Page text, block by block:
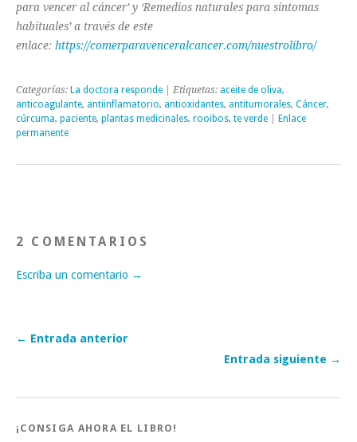
para vencer al cáncer’ y ‘Remedios naturales para síntomas
habituales’ a través de este
enlace: https://comerparavenceralcancer.com/nuestrolibro/
Categorías: La doctora responde | Etiquetas: aceite de oliva,
anticoagulante, antiinflamatorio, antioxidantes, antitumorales, Cáncer,
cúrcuma, paciente, plantas medicinales, rooibos, te verde
Enlace
permanente
2 COMENTARIOS
Escriba un comentario →
← Entrada anterior
Entrada siguiente →
¡CONSIGA AHORA EL LIBRO!